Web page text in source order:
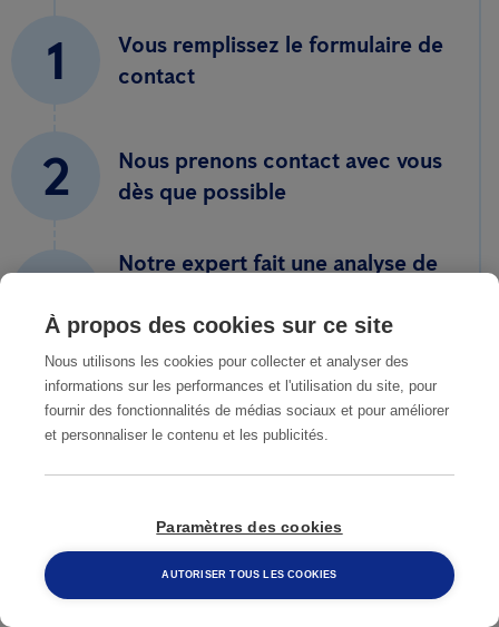
1
Vous remplissez le formulaire de
contact
2
Nous prenons contact avec vous
dès que possible
3
Notre expert fait une analyse de
offre de prix sans engagement
4
Vous êtes d'accord avec notre
offre, nous intervenons
Vous n'avez plus d'infestation
À propos des cookies sur ce site
Nous utilisons les cookies pour collecter et analyser des
informations sur les performances et l'utilisation du site, pour
fournir des fonctionnalités de médias sociaux et pour améliorer
et personnaliser le contenu et les publicités.
Paramètres des cookies
AUTORISER TOUS LES COOKIES